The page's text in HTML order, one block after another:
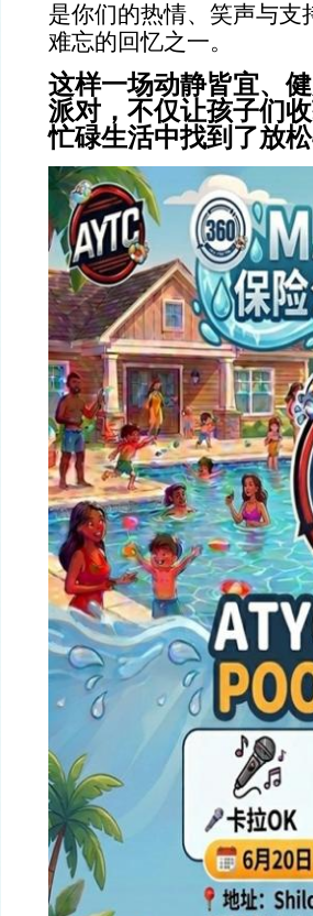
是你们的热情、笑声与支
难忘的回忆之一。
这样一场动静皆宜、
派对，不仅让孩子们
忙碌生活中找到了放松